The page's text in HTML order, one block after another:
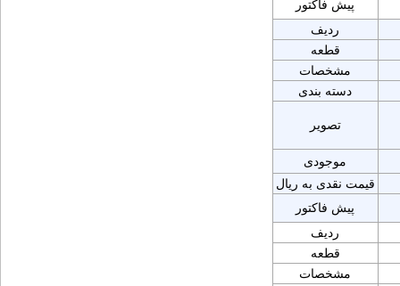
پیش فاکتور
ردیف
قطعه
مشخصات
دسته بندی
تصویر
موجودی
قیمت نقدی به ریال
پیش فاکتور
ردیف
قطعه
مشخصات